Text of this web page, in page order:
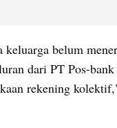
belum
dari PT Pos-
rekening